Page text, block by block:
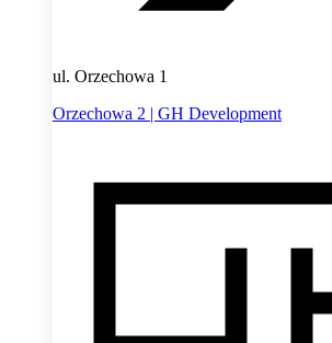
ul. Orzechowa 1
Orzechowa 2 | GH Development